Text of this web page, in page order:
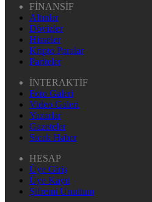
FİNANSİF
Altınlar
Dövizler
Hisseler
Kripto Paralar
Pariteler
İNTERAKTİF
Foto Galeri
Video Galeri
Yazarlar
Gazeteler
Sıcak Haber
HESAP
Üye Giriş
Üye Kayıt
Şifremi Unuttum